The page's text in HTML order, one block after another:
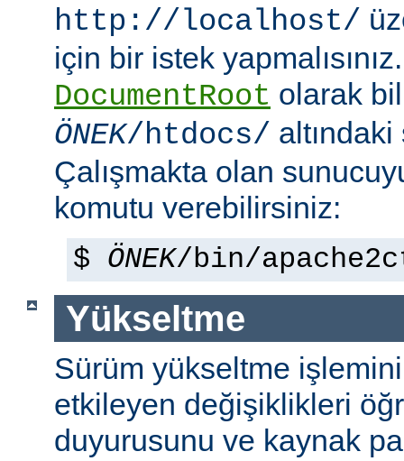
http://localhost/
için bir istek
DocumentRoot olarak
ÖNEK/htdocs/
Çalışmakta olan
komutu verebilirsiniz:
$ ÖNEK/bin/
Yükseltme
Sürüm yükseltme
etkileyen değişiklikleri
duyurusunu ve kaynak